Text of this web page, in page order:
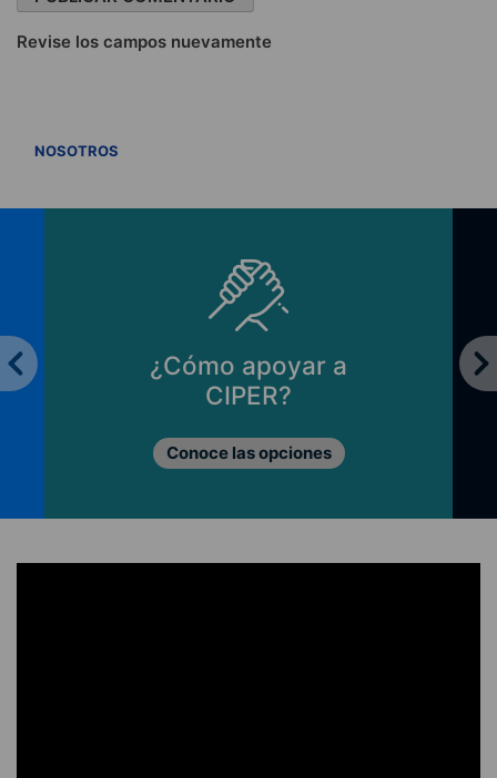
Revise los campos nuevamente
NOSOTROS
¿Cómo apoyar a
CIPER?
Conoce las opciones